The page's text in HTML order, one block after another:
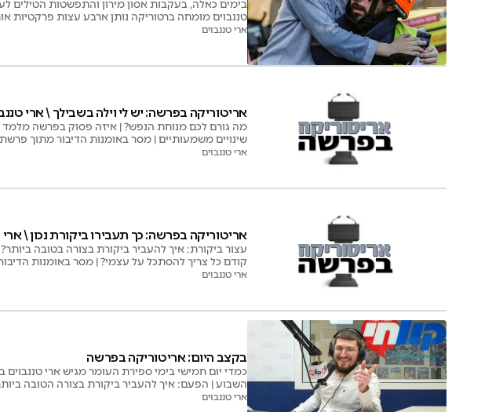
בימים כאלה, בעקבות אסון מירון והתפשטות הטילים
טננבוים מומחה ברטוריקה נותן ארבע עצות
לסיפורי אמונה
ארי טננבוים
אריטוריקה בפרשה: יש לי וילה בשבילך \ ארי
מה גורם לכם מנוחת הנפש? | איזה פסוק בפרשה
שינויים משמעותיים | מסר באומנות הדיבור מתוך
ארי טננבוים
אריטוריקה בפרשה: כך תעבירו ביקורת נכון \ ארי
עצור ביקורת: איך להעביר ביקורת בצורה בטובה
קודם כל צריך להסתכל על עצמי? | מסר באומנות
ארי טננבוים
בקצב היום: אריטוריקה בפרשה
כמדי יום חמישי בימי ספירת העומר מגיש ארי
השבוע | הפעם: איך להעביר ביקורת בצורה הטובה
ארי טננבוים